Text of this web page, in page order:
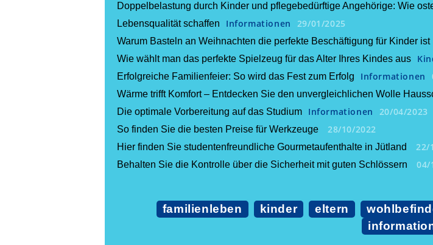
Doppelbelastung durch Kinder und pflegebedürftige Angehörige: Wie
Lebensqualität schaffen
Informationen 29/01/2025
Warum Basteln an Weihnachten die perfekte Beschäftigung für Kinder ist
Wie wählt man das perfekte Spielzeug für das Alter Ihres Kindes aus
Erfolgreiche Familienfeier: So wird das Fest zum Erfolg Informationen
Wärme trifft Komfort – Entdecken Sie den unvergleichlichen Wolle
Die optimale Vorbereitung auf das Studium Informationen 20/04/2023
So finden Sie die besten Preise für Werkzeuge 28/10/2022
Hier finden Sie studentenfreundliche Gourmetaufenthalte in Jütland 22/
Behalten Sie die Kontrolle über die Sicherheit mit guten Schlössern 04/
familienleben kinder eltern